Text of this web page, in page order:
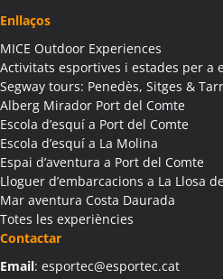
Colònies Escolars Albanyà
Activitats Teambuilding
Activitats Família Amics Albatàrrec
Colònies Escolars Albatàrrec
Activitats Teambuilding
Activitats Família Amics Albesa
Colònies Escolars Albesa
Activitats Teambuilding
Activitats Família Amics Albi
Colònies Escolars Albi
Enllaços
MICE Outdoor Experiences
Activitats esportives i estades per a
Segway tours: Penedès, Sitges &
Alberg Mirador Port del Comte
Escola d’esquí a Port del Comte
Escola d’esquí a La Molina
Espai d’aventura a Port del Comte
Lloguer d’embarcacions a La Llosa
Mar aventura Costa Daurada
Totes les experiències
Contactar
Email: esportec@esportec.cat